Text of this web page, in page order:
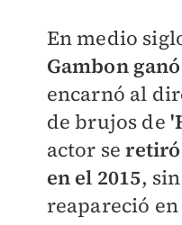
En medio
Gambon
encarnó al
de brujos de
actor seretiró
en el 2015,
reapareció